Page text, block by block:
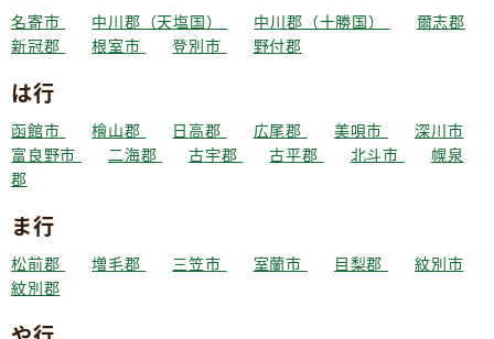
名寄市 中川郡（天塩国） 中川郡（十勝国）
爾志郡
新冠郡
根室市 登別市 野付郡
は行
函館市 檜山郡 日高郡 広尾郡 美唄市
深川市
富良野市
二海郡 古宇郡 古平郡 北斗市
幌泉
郡
ま行
松前郡 増毛郡 三笠市 室蘭市 目梨郡
紋別市
紋別郡